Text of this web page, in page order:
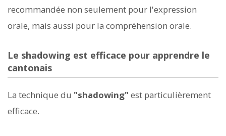
recommandée non seulement pour l'expression
orale, mais aussi pour la compréhension orale.
Le shadowing est efficace pour apprendre le
cantonais
La technique du "shadowing" est particulièrement
efficace.